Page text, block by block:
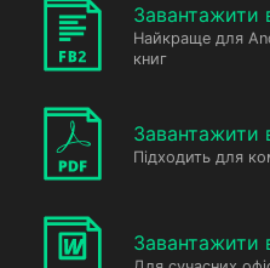
Завантажити
Найкраще для
книг
Завантажити
Підходить для
Завантажити